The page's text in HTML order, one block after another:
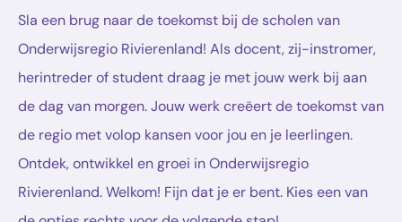
Sla een brug naar de toekomst bij de scholen van
Onderwijsregio Rivierenland! Als docent, zij-instromer,
herintreder of student draag je met jouw werk bij aan
de dag van morgen. Jouw werk creëert de toekomst van
de regio met volop kansen voor jou en je leerlingen.
Ontdek, ontwikkel en groei in Onderwijsregio
Rivierenland. Welkom! Fijn dat je er bent. Kies een van